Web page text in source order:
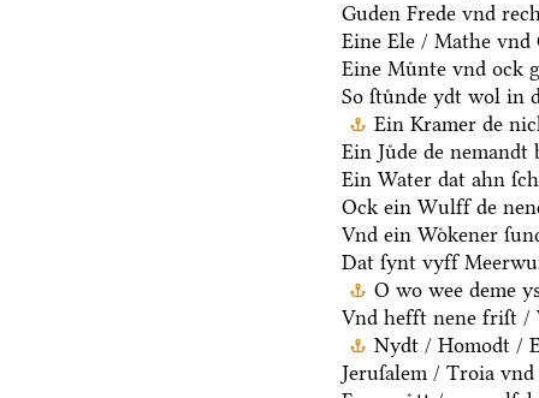
Guden Frede vnd
Eine Ele / Mathe vnd
Eine Muͤnte vnd ock
So ſtuͤnde ydt wol in
Ein Kramer de
Ein Juͤde de nemandt
Ein Water dat ahn
Ock ein Wulff de
Vnd ein Woͤkener
Dat ſynt vyff
O wo wee deme
Vnd hefft nene friſt /
Nydt / Homodt /
Jeruſalem / Troia